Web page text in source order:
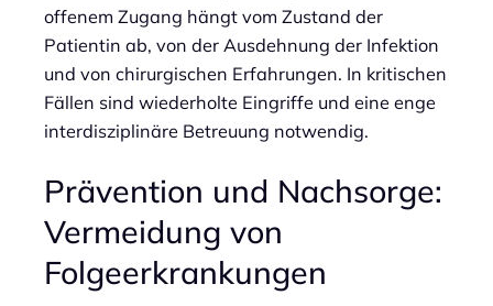
offenem Zugang hängt vom Zustand der
Patientin ab, von der Ausdehnung der Infektion
und von chirurgischen Erfahrungen. In kritischen
Fällen sind wiederholte Eingriffe und eine enge
interdisziplinäre Betreuung notwendig.
Prävention und Nachsorge:
Vermeidung von
Folgeerkrankungen